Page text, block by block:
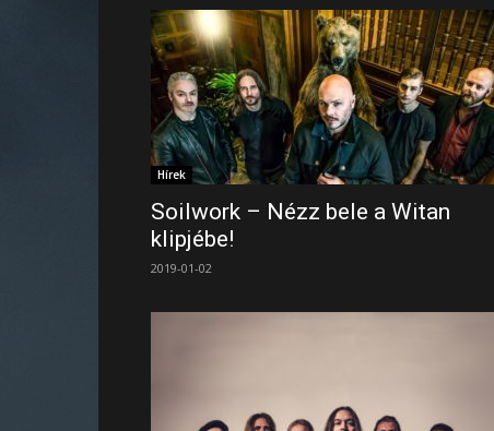
Hírek
Soilwork – Nézz bele a Witan
klipjébe!
2019-01-02